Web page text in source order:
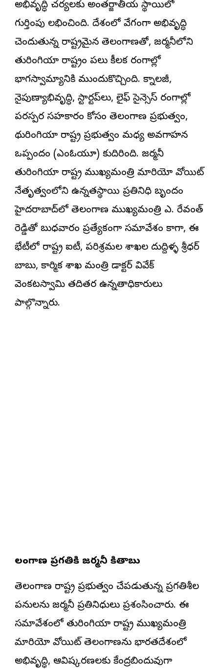
అభివృద్ధి చర్యలకు అంతర్జాతీయ స్థాయిలో
గుర్తింపు లభించింది. దేశంలో వేగంగా అభివృద్ధి
చెందుతున్న రాష్ట్రమైన తెలంగాణతో, జర్మనీలోని
తురింగియా రాష్ట్రం పలు కీలక రంగాల్లో
భాగస్వామ్యానికి ముందుకొచ్చింది. టెక్నాలజీ,
నైపుణ్యాభివృద్ధి, స్టార్టప్‌లు, లైఫ్ సైన్సెస్ రంగాల్లో
పరస్పర సహకారం కోసం తెలంగాణ ప్రభుత్వం,
థురింగియా రాష్ట్ర ప్రభుత్వం మధ్య అవగాహన
ఒప్పందం (ఎంఓయూ) కుదిరింది. జర్మనీ
తురింగియా రాష్ట్ర ముఖ్యమంత్రి మారియో వోయిట్
నేతృత్వంలోని ఉన్నతస్థాయి ప్రతినిధి బృందం
హైదరాబాద్‌లో తెలంగాణ ముఖ్యమంత్రి ఎ. రేవంత్
రెడ్డితో బుధవారం ప్రత్యేకంగా సమావేశం కాగా, ఈ
భేటీలో రాష్ట్ర ఐటీ, పరిశ్రమల శాఖల దుద్దిళ్ళ శ్రీధర్
బాబు, కార్మిక శాఖ మంత్రి డాక్టర్ వివేక్
వెంకటస్వామి తదితర ఉన్నతాధికారులు
పాల్గొన్నారు.
తెలంగాణ ప్రగతికి జర్మనీ కితాబు
తెలంగాణ రాష్ట్ర ప్రభుత్వం చేపడుతున్న ప్రగతిశీల
పనులను జర్మనీ ప్రతినిధులు ప్రశంసించారు. ఈ
సమావేశంలో తురింగియా రాష్ట్ర ముఖ్యమంత్రి
మారియో వోయిట్ తెలంగాణను భారతదేశంలో
అభివృద్ధి, ఆవిష్కరణలకు కేంద్రబిందువుగా